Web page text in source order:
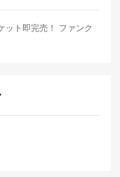
ット即完売！ ファンク